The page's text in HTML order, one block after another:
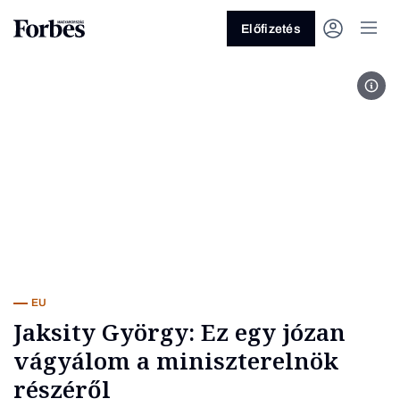
Előfizetés
EU
Jaksity György: Ez egy józan
vágyálom a miniszterelnök
részéről